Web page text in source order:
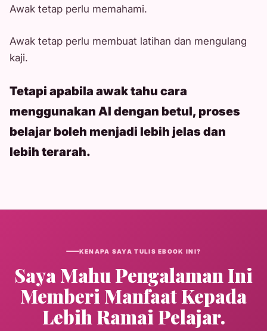
Awak tetap perlu memahami.
Awak tetap perlu membuat latihan dan mengulang
kaji.
Tetapi apabila awak tahu cara
menggunakan AI dengan betul, proses
belajar boleh menjadi lebih jelas dan
lebih terarah.
KENAPA SAYA TULIS EBOOK INI?
Saya Mahu Pengalaman Ini
Memberi Manfaat Kepada
Lebih Ramai Pelajar.